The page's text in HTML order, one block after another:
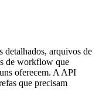
detalhados, arquivos de
de workflow que
oferecem. A API
que precisam